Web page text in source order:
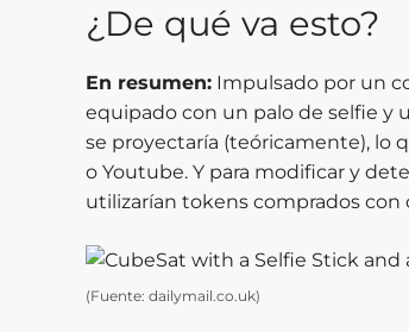
¿De qué va esto?
En resumen: Impulsado por un
equipado con un palo de selfie y
se proyectaría (teóricamente), lo
o Youtube. Y para modificar y
utilizarían tokens comprados con
(Fuente: dailymail.co.uk)